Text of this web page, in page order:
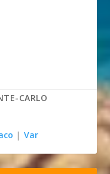
CARLO
| Var